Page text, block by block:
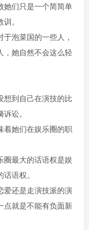
她们只是一个简简单
。
泡菜国的一些人，
，她自然不会这么轻
想到自己在演技的比
讼。
着她们在娱乐圈的职
圈最大的话语权是娱
语权。
爱还是走演技派的演
点就是不能有负面新